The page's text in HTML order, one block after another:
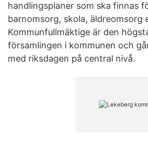
handlingsplaner som ska finnas
barnomsorg, skola, äldreomsorg
Kommunfullmäktige är den
församlingen i kommunen och
med riksdagen på central nivå.